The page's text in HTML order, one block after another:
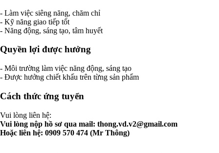
- Làm việc siêng năng, chăm chỉ
- Kỹ năng giao tiếp tốt
- Năng động, sáng tạo, tâm huyết
Quyền lợi được hưởng
- Môi trường làm việc năng động, sáng tạo
- Được hưởng chiết khấu trên từng sản phẩm
Cách thức ứng tuyển
Vui lòng liên hệ:
Vui lòng nộp hồ sơ qua mail: thong.vd.v2@gmail.com
Hoặc liên hệ: 0909 570 474 (Mr Thông)